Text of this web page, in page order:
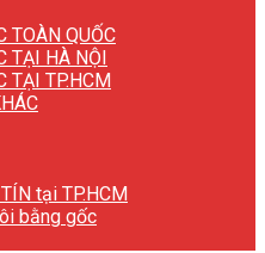
TOÀN QUỐC
TẠI HÀ NỘI
TẠI TP.HCM
tại TP.HCM
bằng gốc